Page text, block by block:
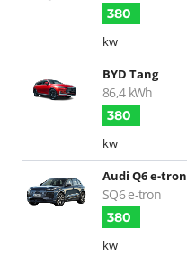
380
kw
BYD Tang
86,4 kWh
380
kw
Audi Q6 e-tron
SQ6 e-tron
380
kw